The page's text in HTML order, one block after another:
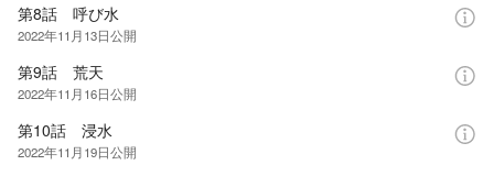
第8話 呼び水
2022年11月13日公開
第9話 荒天
2022年11月16日公開
第10話 浸水
2022年11月19日公開